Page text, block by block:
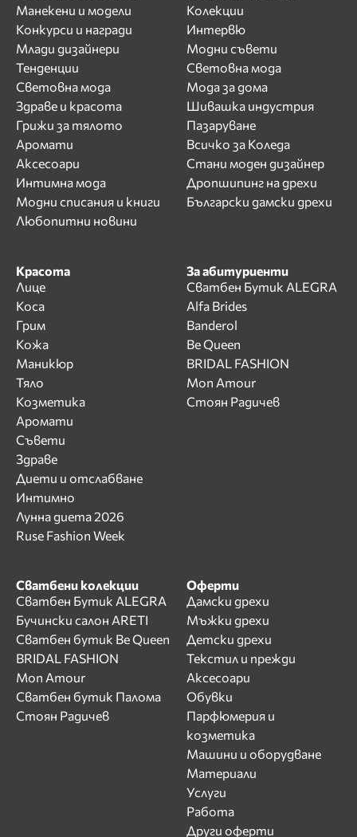
Манекени и модели
Конкурси и награди
Млади дизайнери
Тенденции
Световна мода
Здраве и красота
Грижи за тялото
Аромати
Аксесоари
Интимна мода
Модни списания и книги
Любопитни новини
Колекции
Интервю
Модни съвети
Световна мода
Мода за дома
Шивашка индустрия
Пазаруване
Всичко за Коледа
Стани моден дизайнер
Дропшипинг на дрехи
Български дамски дрехи
Красота
Лице
Коса
Грим
Кожа
Маникюр
Тяло
Козметика
Аромати
Съвети
Здраве
Диети и отслабване
Интимно
Лунна диета 2026
Ruse Fashion Week
За абитуриенти
Сватбен Бутик ALEGRA
Alfa Brides
Banderol
Be Queen
BRIDAL FASHION
Mon Amour
Стоян Радичев
Сватбени колекции
Сватбен Бутик ALEGRA
Бучински салон ARETI
Сватбен бутик Be Queen
BRIDAL FASHION
Mon Amour
Сватбен бутик Палома
Стоян Радичев
Оферти
Дамски дрехи
Мъжки дрехи
Детски дрехи
Текстил и прежди
Аксесоари
Обувки
Парфюмерия и
козметика
Машини и оборудване
Материали
Услуги
Работа
Други оферти